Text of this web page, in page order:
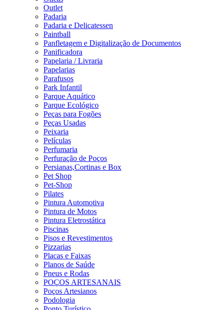
Outlet
Padaria
Padaria e Delicatessen
Paintball
Panfletagem e Digitalização de Documentos
Panificadora
Papelaria / Livraria
Papelarias
Parafusos
Park Infantil
Parque Aquático
Parque Ecológico
Peças para Fogões
Peças Usadas
Peixaria
Películas
Perfumaria
Perfuração de Poços
Persianas,Cortinas e Box
Pet Shop
Pet-Shop
Pilates
Pintura Automotiva
Pintura de Motos
Pintura Eletrostática
Piscinas
Pisos e Revestimentos
Pizzarias
Placas e Faixas
Planos de Saúde
Pneus e Rodas
POÇOS ARTESANAIS
Poços Artesianos
Podologia